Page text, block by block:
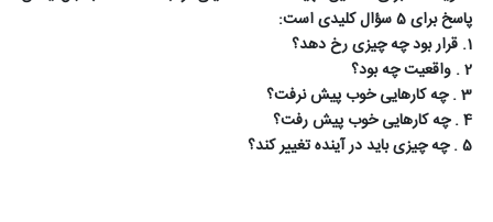
پاسخ براى 5 سؤال کلیدى است:
1. قرار بود چه چیزى رخ دهد؟
2 . واقعیت چه بود؟
3 . چه کارهایى خوب پیش نرفت؟
4 . چه کارهایى خوب پیش رفت؟
5 . چه چیزى باید در آینده تغییر کند؟